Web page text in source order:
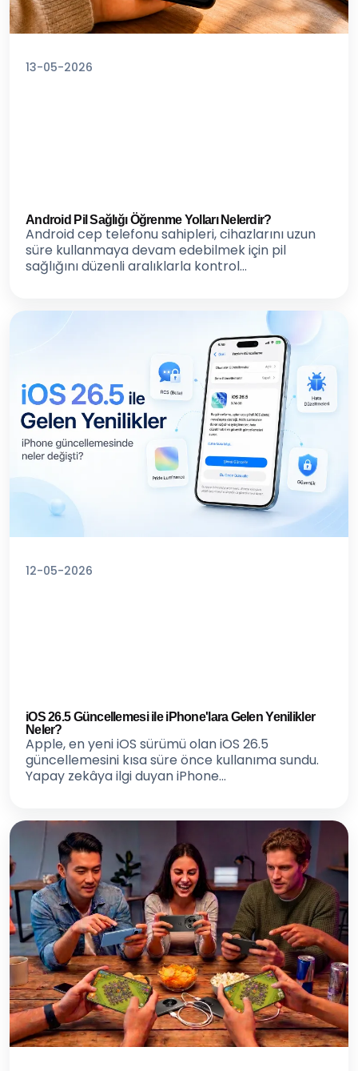
13-05-2026
Android Pil Sağlığı Öğrenme Yolları Nelerdir?
Android cep telefonu sahipleri, cihazlarını uzun
süre kullanmaya devam edebilmek için pil
sağlığını düzenli aralıklarla kontrol...
12-05-2026
iOS 26.5 Güncellemesi ile iPhone'lara Gelen Yenilikler
Neler?
Apple, en yeni iOS sürümü olan iOS 26.5
güncellemesini kısa süre önce kullanıma sundu.
Yapay zekâya ilgi duyan iPhone...